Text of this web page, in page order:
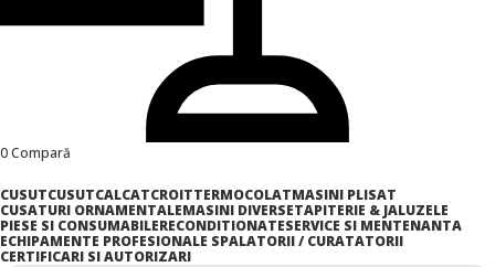
0Compară
CUSUTCUSUTCALCATCROITTERMOCOLATMASINI PLISAT
CUSATURI ORNAMENTALEMASINI DIVERSETAPITERIE & JALUZELE
PIESE SI CONSUMABILERECONDITIONATESERVICE SI MENTENANTA
ECHIPAMENTE PROFESIONALE SPALATORII / CURATATORII
CERTIFICARI SI AUTORIZARI